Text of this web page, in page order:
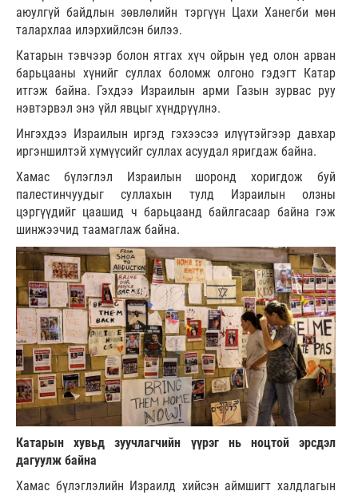
аюулгүй байдлын зөвлөлийн тэргүүн Цахи Ханегби мөн
талархлаа илэрхийлсэн билээ.
Катарын тэвчээр болон ятгах хүч ойрын үед олон арван
барьцааны хүнийг суллах боломж олгоно гэдэгт Катар
итгэж байна. Гэхдээ Израилын арми Газын зурвас руу
нэвтэрвэл энэ үйл явцыг хүндрүүлнэ.
Ингэхдээ Израилын иргэд гэхээсээ илүүтэйгээр давхар
иргэншилтэй хүмүүсийг суллах асуудал яригдаж байна.
Хамас бүлэглэл Израилын шоронд хоригдож буй
палестинчуудыг суллахын тулд Израилын олзны
цэргүүдийг цаашид ч барьцаанд байлгасаар байна гэж
шинжээчид таамаглаж байна.
Катарын хувьд зуучлагчийн үүрэг нь ноцтой эрсдэл
дагуулж байна
Хамас бүлэглэлийн Израилд хийсэн аймшигт халдлагын